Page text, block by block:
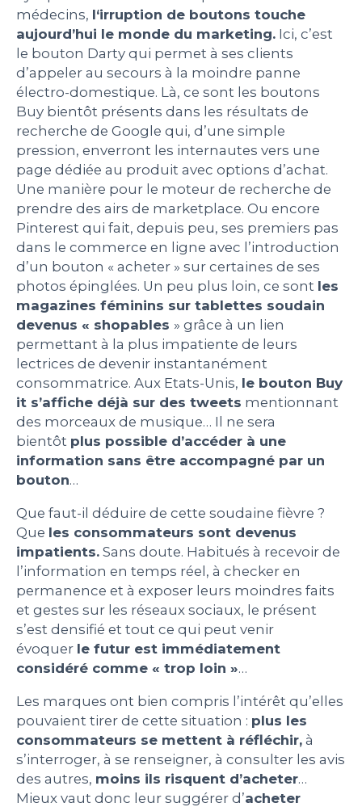
PEOPLE
LE BILLET DU LUNDI
CONTACT
Mentions légales
Politique de protection des données
personnelles
Plan du site
médecins, l‘irruption de boutons touche
aujourd’hui le monde du marketing. Ici, c’est
le bouton Darty qui permet à ses clients
d’appeler au secours à la moindre panne
électro-domestique. Là, ce sont les boutons
Buy bientôt présents dans les résultats de
recherche de Google qui, d’une simple
pression, enverront les internautes vers une
page dédiée au produit avec options d’achat.
Une manière pour le moteur de recherche de
prendre des airs de marketplace. Ou encore
Pinterest qui fait, depuis peu, ses premiers pas
dans le commerce en ligne avec l’introduction
d’un bouton « acheter » sur certaines de ses
photos épinglées. Un peu plus loin, ce sont les
magazines féminins sur tablettes soudain
devenus « shopables » grâce à un lien
permettant à la plus impatiente de leurs
lectrices de devenir instantanément
consommatrice. Aux Etats-Unis, le bouton Buy
it s’affiche déjà sur des tweets mentionnant
des morceaux de musique… Il ne sera
bientôt plus possible d’accéder à une
information sans être accompagné par un
bouton…
Que faut-il déduire de cette soudaine fièvre ?
Que les consommateurs sont devenus
impatients. Sans doute. Habitués à recevoir de
l’information en temps réel, à checker en
permanence et à exposer leurs moindres faits
et gestes sur les réseaux sociaux, le présent
s’est densifié et tout ce qui peut venir
évoquer le futur est immédiatement
considéré comme « trop loin »…
Les marques ont bien compris l’intérêt qu’elles
pouvaient tirer de cette situation : plus les
consommateurs se mettent à réfléchir, à
s’interroger, à se renseigner, à consulter les avis
des autres, moins ils risquent d’acheter…
Mieux vaut donc leur suggérer d’acheter